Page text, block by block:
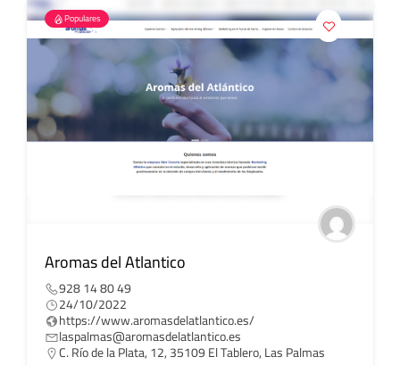
Populares
Aromas del Atlantico
928 14 80 49
24/10/2022
https://www.aromasdelatlantico.es/
laspalmas@aromasdelatlantico.es
C. Río de la Plata, 12, 35109 El Tablero, Las Palmas